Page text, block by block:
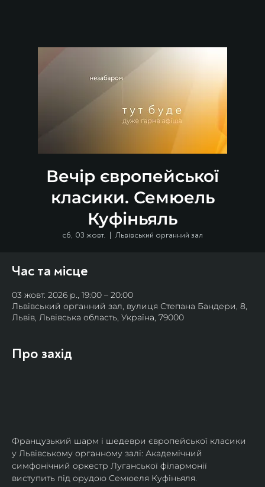
Вечір європейської
класики. Семюель
Куфіньяль
сб, 03 жовт.
  |
Львівський органний зал
Час та місце
03 жовт. 2026 р., 19:00 – 20:00
Львівський органний зал, вулиця Степана Бандери, 8,
Львів, Львівська область, Україна, 79000
Про захід
Французький шарм і шедеври європейської класики
у Львівському органному залі: Академічний
симфонічний оркестр Луганської філармонії
виступить під орудою Семюеля Куфіньяля.